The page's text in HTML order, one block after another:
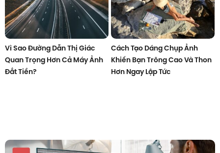
Vì Sao Đường Dẫn Thị Giác
Quan Trọng Hơn Cả Máy Ảnh
Đắt Tiền?
Cách Tạo Dáng Chụp Ảnh
Khiến Bạn Trông Cao Và Thon
Hơn Ngay Lập Tức